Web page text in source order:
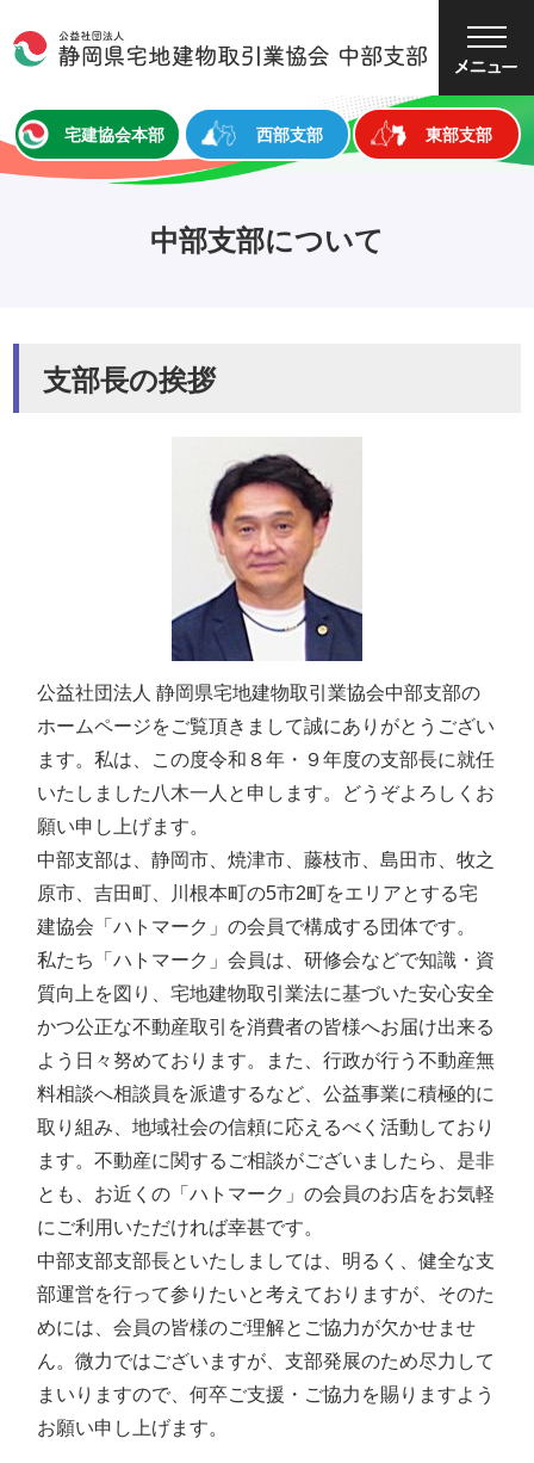
文字サイズ 小 中 大
宅建協会本部 西部支部 東部支部
中部支部について
支部長の挨拶
公益社団法人 静岡県宅地建物取引業協会中部支部の
ホームページをご覧頂きまして誠にありがとうござい
ます。私は、この度令和８年・９年度の支部長に就任
いたしました八木一人と申します。どうぞよろしくお
願い申し上げます。
中部支部は、静岡市、焼津市、藤枝市、島田市、牧之
原市、吉田町、川根本町の5市2町をエリアとする宅
建協会「ハトマーク」の会員で構成する団体です。
私たち「ハトマーク」会員は、研修会などで知識・資
質向上を図り、宅地建物取引業法に基づいた安心安全
かつ公正な不動産取引を消費者の皆様へお届け出来る
よう日々努めております。また、行政が行う不動産無
料相談へ相談員を派遣するなど、公益事業に積極的に
取り組み、地域社会の信頼に応えるべく活動しており
ます。不動産に関するご相談がございましたら、是非
とも、お近くの「ハトマーク」の会員のお店をお気軽
にご利用いただければ幸甚です。
中部支部支部長といたしましては、明るく、健全な支
部運営を行って参りたいと考えておりますが、そのた
めには、会員の皆様のご理解とご協力が欠かせませ
ん。微力ではございますが、支部発展のため尽力して
まいりますので、何卒ご支援・ご協力を賜りますよう
お願い申し上げます。